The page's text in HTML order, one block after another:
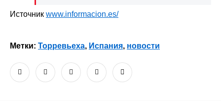
Источник www.informacion.es/
Метки: Торревьеха, Испания, новости